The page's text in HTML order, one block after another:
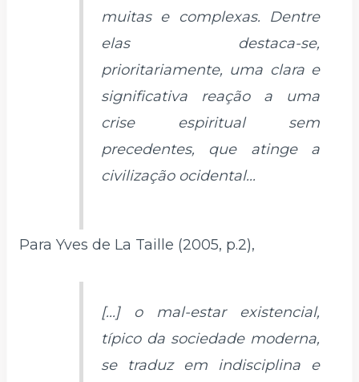
muitas e complexas. Dentre
elas destaca-se,
prioritariamente, uma clara e
significativa reação a uma
crise espiritual sem
precedentes, que atinge a
civilização ocidental...
Para Yves de La Taille (2005, p.2),
[...] o mal-estar existencial,
típico da sociedade moderna,
se traduz em indisciplina e